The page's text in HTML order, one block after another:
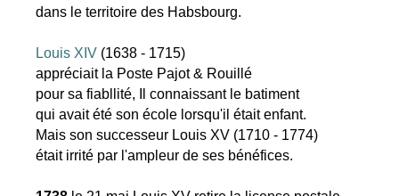
dans le territoire des Habsbourg.
Louis XIV (1638 - 1715)
appréciait la Poste Pajot & Rouillé
pour sa fiabllité, Il connaissant le batiment
qui avait été son école lorsqu'il était enfant.
Mais son successeur Louis XV (1710 - 1774)
était irrité par l'ampleur de ses bénéfices.